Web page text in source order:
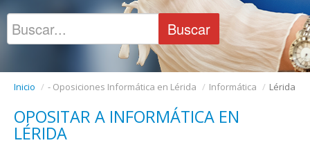
Inicio / - Oposiciones Informática en Lérida / Informática / Lérida
OPOSITAR A INFORMÁTICA EN
LÉRIDA